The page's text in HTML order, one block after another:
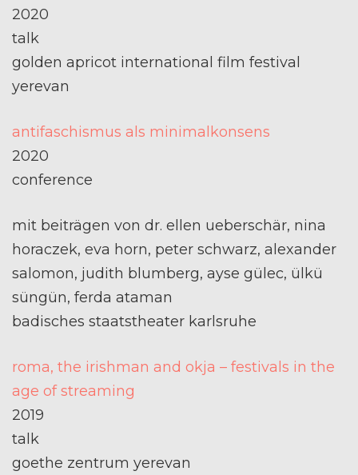
2020
talk
golden apricot international film festival
yerevan
antifaschismus als minimalkonsens
2020
conference
mit beiträgen von dr. ellen ueberschär, nina
horaczek, eva horn, peter schwarz, alexander
salomon, judith blumberg, ayse gülec, ülkü
süngün, ferda ataman
badisches staatstheater karlsruhe
roma, the irishman and okja – festivals in the
age of streaming
2019
talk
goethe zentrum yerevan